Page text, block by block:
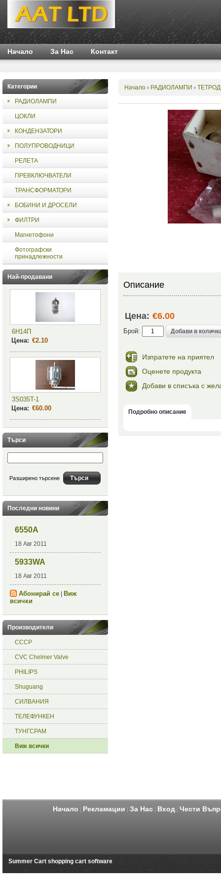
Начало За Нас Контакт
Категории
РАДИОЛАМПИ
ЦОКЛИ
КОНДЕНЗАТОРИ
ПОЛУПРОВОДНИЦИ
РЕЛЕТА
ПРЕВКЛЮЧВАТЕЛИ
ТРАНСФОРМАТОРИ
БОБИНИ И ДРОСЕЛИ
ФИЛТРИ
Магнетофони
Фотографски
принадлежности
Най-продавани
6Н14П
Цена: €2.10
3S035T-1
Цена: €60.00
Търси
Разширено търсене
Последни новини
6550A
18 Авг 2011
5933WA
18 Авг 2011
Абонирай се|
Виж
всички
Производители
СССР
CVC Chelmer Valve
PHILIPS
Shuguang
СИЛВАНИЯ
ТЕЛЕФУНКЕН
ТУНГСРАМ
Виж всички
Начало› РАДИОЛАМПИ ›
Описание
Цена: €6.00
Брой:
Изпратете на приятел
Оценете продукта
Добави в списъка с
Подробно описание
Начало Рекламации За Нас| Вход| Чести
Summer Cart shopping cart software